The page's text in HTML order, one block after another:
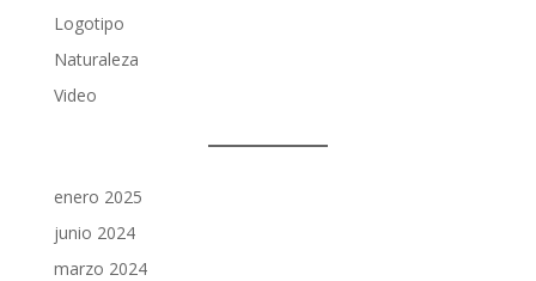
Logotipo
Naturaleza
Video
enero 2025
junio 2024
marzo 2024